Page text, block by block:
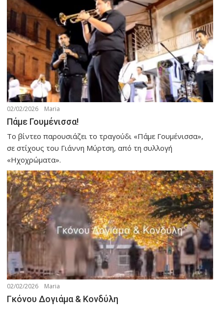
02/02/2026 Maria
Πάμε Γουμένισσα!
Το βίντεο παρουσιάζει το τραγούδι «Πάμε Γουμένισσα»,
σε στίχους του Γιάννη Μύρτση, από τη συλλογή
«Ηχοχρώματα».
02/02/2026 Maria
Γκόνου Δογιάμα & Κονδύλη